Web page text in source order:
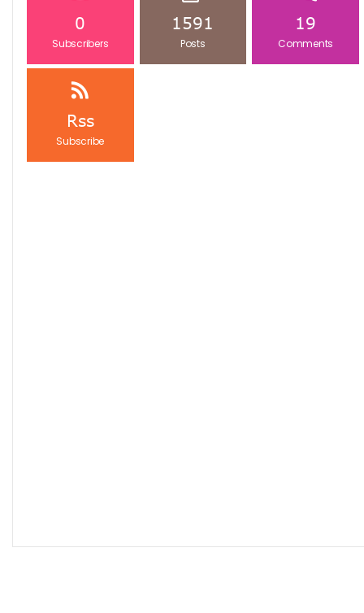
0
Subscribers
1591
Posts
19
Comments
Rss
Subscribe